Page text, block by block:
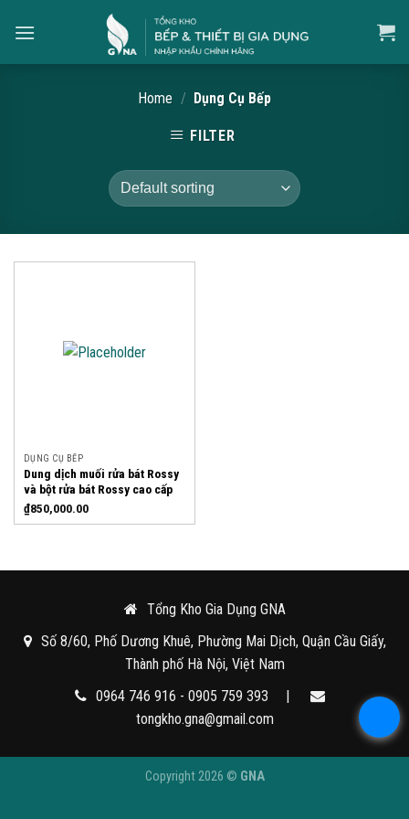
Home / Dụng Cụ Bếp
FILTER
DỤNG CỤ BẾP
Dung dịch muối rửa bát Rossy
và bột rửa bát Rossy cao cấp
₫850,000.00
Tổng Kho Gia Dụng GNA
Số 8/60, Phố Dương Khuê, Phường Mai Dịch, Quận Cầu Giấy,
Thành phố Hà Nội, Việt Nam
0964 746 916 - 0905 759 393
|
tongkho.gna@gmail.com
Copyright 2026 © GNA